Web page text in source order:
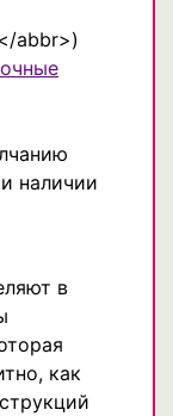
abbr>)
наличии
в
как